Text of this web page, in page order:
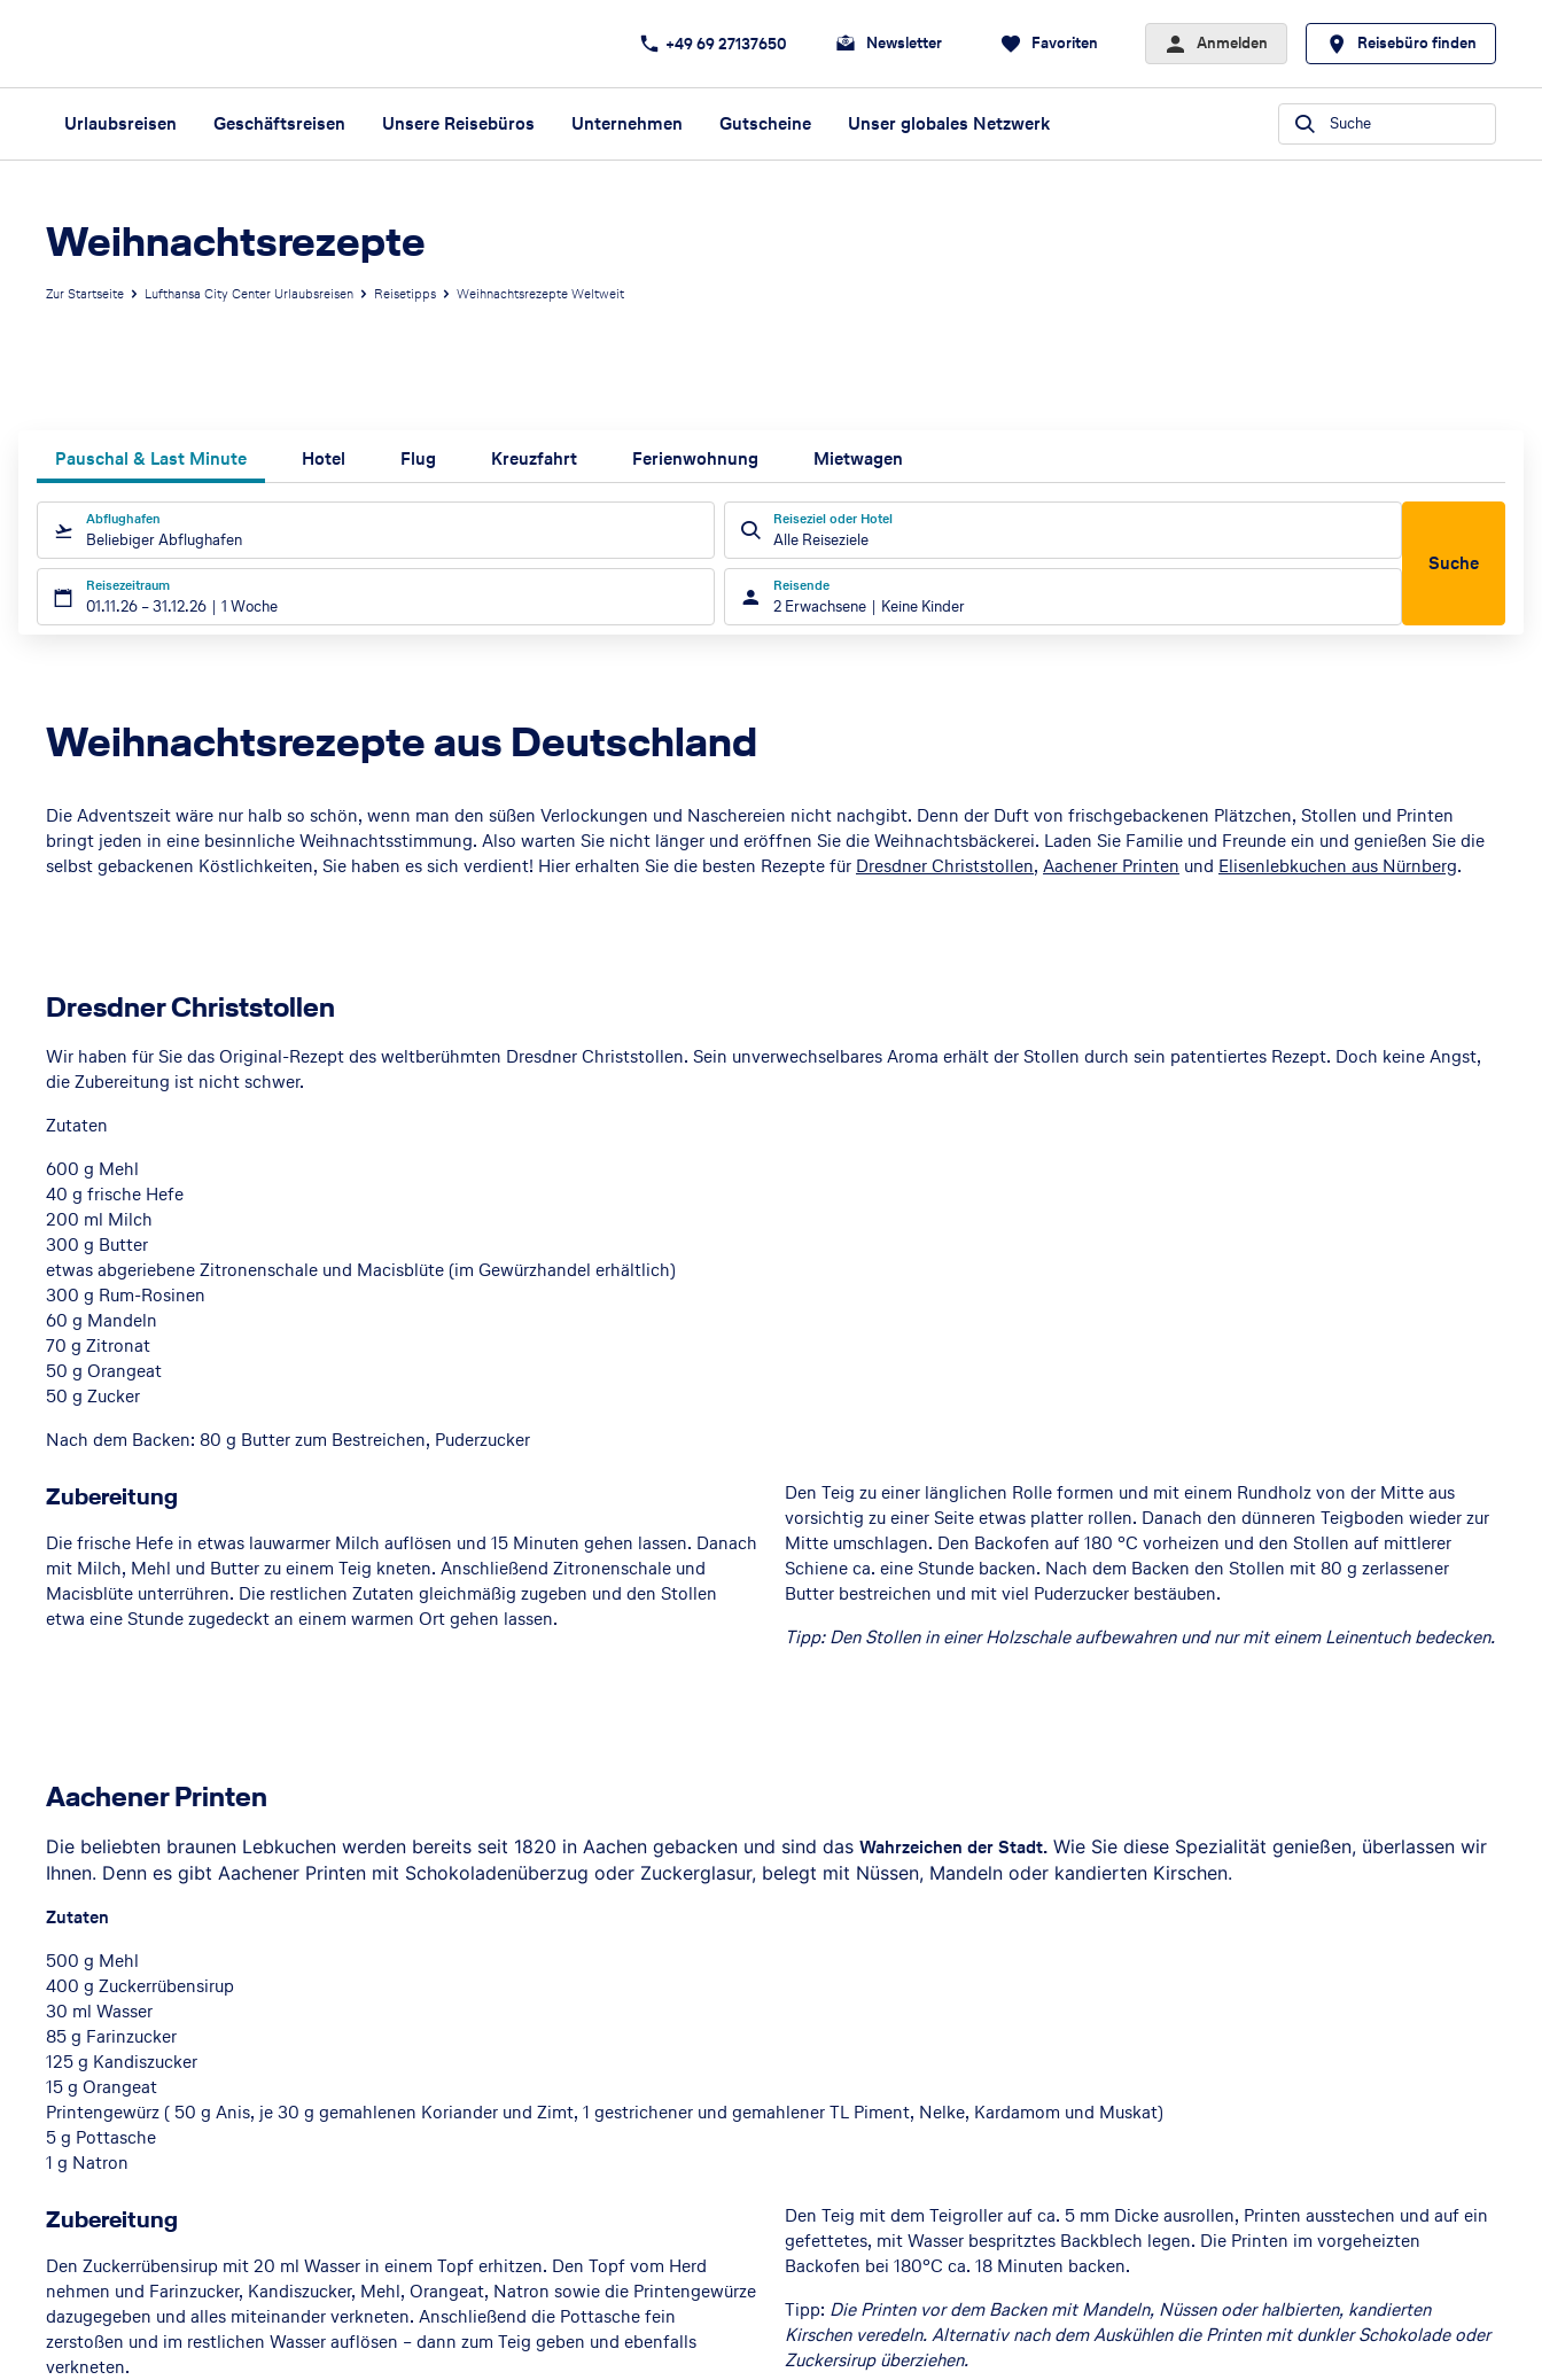
+49 69 27137650 Newsletter Favoriten Anmelden Reisebüro finden
Urlaubsreisen Geschäftsreisen Unsere Reisebüros Unternehmen Gutscheine Unser globales Netzwerk Suche
Weihnachtsrezepte
Zur Startseite Lufthansa City Center Urlaubsreisen Reisetipps Weihnachtsrezepte Weltweit
n
d
e
r
ei
h
n
a
c
h
ts
ä
c
k
e
r
ei
Pauschal & Last Minute Hotel Flug Kreuzfahrt Ferienwohnung Mietwagen
Abflughafen
Beliebiger Abflughafen
Reiseziel oder Hotel
Alle Reiseziele
Reisezeitraum
01.11.26 –31.12.26 1 Woche
Reisende
2 Erwachsene Keine Kinder
Suche
Weihnachtsrezepte aus Deutschland
Die Adventszeit wäre nur halb so schön, wenn man den süßen Verlockungen und Naschereien nicht nachgibt. Denn der Duft von frischgebackenen Plätzchen, Stollen und Printen
bringt jeden in eine besinnliche Weihnachtsstimmung. Also warten Sie nicht länger und eröffnen Sie die Weihnachtsbäckerei. Laden Sie Familie und Freunde ein und genießen Sie die
selbst gebackenen Köstlichkeiten, Sie haben es sich verdient! Hier erhalten Sie die besten Rezepte für Dresdner Christstollen, Aachener Printen und Elisenlebkuchen aus Nürnberg.
Dresdner Christstollen
Wir haben für Sie das Original-Rezept des weltberühmten Dresdner Christstollen. Sein unverwechselbares Aroma erhält der Stollen durch sein patentiertes Rezept. Doch keine Angst,
die Zubereitung ist nicht schwer.
Zutaten
600 g Mehl
40 g frische Hefe
200 ml Milch
300 g Butter
etwas abgeriebene Zitronenschale und Macisblüte (im Gewürzhandel erhältlich)
300 g Rum-Rosinen
60 g Mandeln
70 g Zitronat
50 g Orangeat
50 g Zucker
Nach dem Backen: 80 g Butter zum Bestreichen, Puderzucker
Zubereitung
Die frische Hefe in etwas lauwarmer Milch auflösen und 15 Minuten gehen lassen. Danach
mit Milch, Mehl und Butter zu einem Teig kneten. Anschließend Zitronenschale und
Macisblüte unterrühren. Die restlichen Zutaten gleichmäßig zugeben und den Stollen
etwa eine Stunde zugedeckt an einem warmen Ort gehen lassen.
Den Teig zu einer länglichen Rolle formen und mit einem Rundholz von der Mitte aus
vorsichtig zu einer Seite etwas platter rollen. Danach den dünneren Teigboden wieder zur
Mitte umschlagen. Den Backofen auf 180 °C vorheizen und den Stollen auf mittlerer
Schiene ca. eine Stunde backen. Nach dem Backen den Stollen mit 80 g zerlassener
Butter bestreichen und mit viel Puderzucker bestäuben.
Tipp: Den Stollen in einer Holzschale aufbewahren und nur mit einem Leinentuch bedecken.
Aachener Printen
Die beliebten braunen Lebkuchen werden bereits seit 1820 in Aachen gebacken und sind das Wahrzeichen der Stadt. Wie Sie diese Spezialität genießen, überlassen wir
Ihnen. Denn es gibt Aachener Printen mit Schokoladenüberzug oder Zuckerglasur, belegt mit Nüssen, Mandeln oder kandierten Kirschen.
Zutaten
500 g Mehl
400 g Zuckerrübensirup
30 ml Wasser
85 g Farinzucker
125 g Kandiszucker
15 g Orangeat
Printengewürz ( 50 g Anis, je 30 g gemahlenen Koriander und Zimt, 1 gestrichener und gemahlener TL Piment, Nelke, Kardamom und Muskat)
5 g Pottasche
1 g Natron
Zubereitung
Den Zuckerrübensirup mit 20 ml Wasser in einem Topf erhitzen. Den Topf vom Herd
nehmen und Farinzucker, Kandiszucker, Mehl, Orangeat, Natron sowie die Printengewürze
dazugegeben und alles miteinander verkneten. Anschließend die Pottasche fein
zerstoßen und im restlichen Wasser auflösen – dann zum Teig geben und ebenfalls
verkneten.
Den Teig mit dem Teigroller auf ca. 5 mm Dicke ausrollen, Printen ausstechen und auf ein
gefettetes, mit Wasser bespritztes Backblech legen. Die Printen im vorgeheizten
Backofen bei 180°C ca. 18 Minuten backen.
Tipp: Die Printen vor dem Backen mit Mandeln, Nüssen oder halbierten, kandierten
Kirschen veredeln. Alternativ nach dem Auskühlen die Printen mit dunkler Schokolade oder
Zuckersirup überziehen.